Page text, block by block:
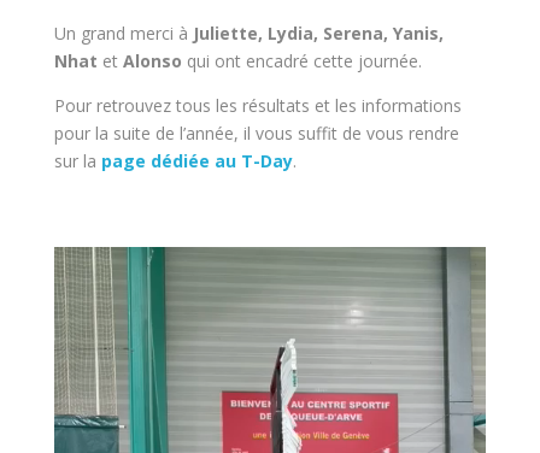
Un grand merci à Juliette, Lydia, Serena, Yanis,
Nhat etAlonso qui ont encadré cette journée.
Pour retrouvez tous les résultats et les informations
pour la suite de l’année, il vous suffit de vous rendre
sur la page dédiée au T-Day.